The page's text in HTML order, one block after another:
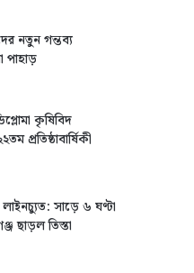
নতুন গন্তব্য
পাহাড়
কৃষিবিদ
প্রতিষ্ঠাবার্ষিকী
সাড়ে ৬ ঘণ্টা
ছাড়ল তিস্তা